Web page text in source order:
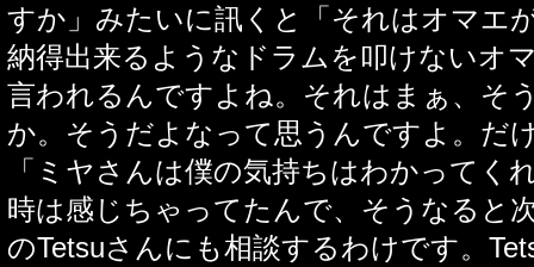
すか」みたいに訊くと「それはオマエ
納得出来るようなドラムを叩けないオ
言われるんですよね。それはまぁ、そ
か。そうだよなって思うんですよ。だ
「ミヤさんは僕の気持ちはわかってく
時は感じちゃってたんで、そうなると
のTetsuさんにも相談するわけです。